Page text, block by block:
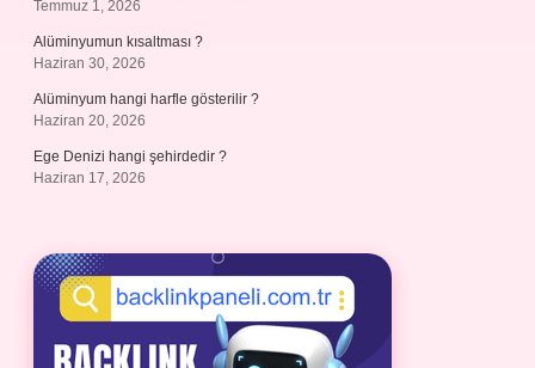
Temmuz 1, 2026
Alüminyumun kısaltması ?
Haziran 30, 2026
Alüminyum hangi harfle gösterilir ?
Haziran 20, 2026
Ege Denizi hangi şehirdedir ?
Haziran 17, 2026